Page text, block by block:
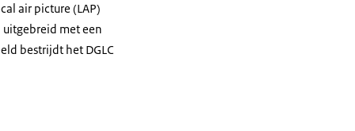
air picture (LAP)
met een
bestrijdt het DGLC